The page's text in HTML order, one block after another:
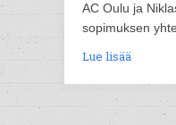
AC Oulu ja
sopimuksen
Lue lisää